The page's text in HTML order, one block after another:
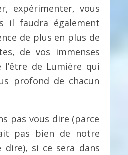
expérimenter, vous
il faudra également
de plus en plus de
de vos immenses
de Lumière qui
profond de chacun
pas vous dire (parce
pas bien de notre
si ce sera dans